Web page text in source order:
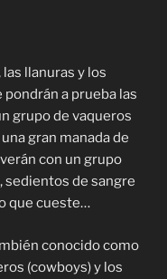
llanuras y los
a prueba las
grupo de vaqueros
gran manada de
con un grupo
sedientos de sangre
que cueste…
conocido como
(cowboys) y los